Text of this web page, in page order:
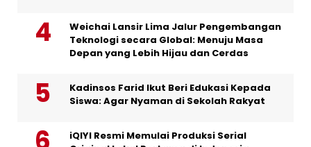
Weichai Lansir Lima Jalur Pengembangan
Teknologi secara Global: Menuju Masa
Depan yang Lebih Hijau dan Cerdas
Kadinsos Farid Ikut Beri Edukasi Kepada
Siswa: Agar Nyaman di Sekolah Rakyat
iQIYI Resmi Memulai Produksi Serial